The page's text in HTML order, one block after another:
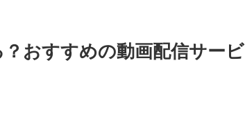
おすすめの動画配信サービ